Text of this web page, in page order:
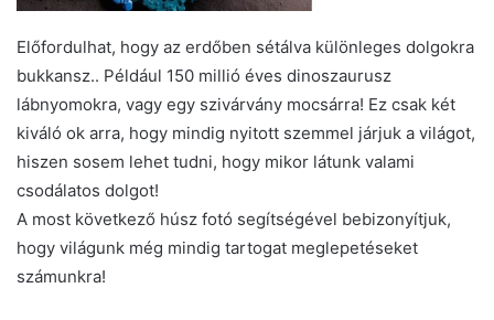
Előfordulhat, hogy az erdőben sétálva különleges dolgokra
bukkansz.. Például 150 millió éves dinoszaurusz
lábnyomokra, vagy egy szivárvány mocsárra! Ez csak két
kiváló ok arra, hogy mindig nyitott szemmel járjuk a világot,
hiszen sosem lehet tudni, hogy mikor látunk valami
csodálatos dolgot!
A most következő húsz fotó segítségével bebizonyítjuk,
hogy világunk még mindig tartogat meglepetéseket
számunkra!